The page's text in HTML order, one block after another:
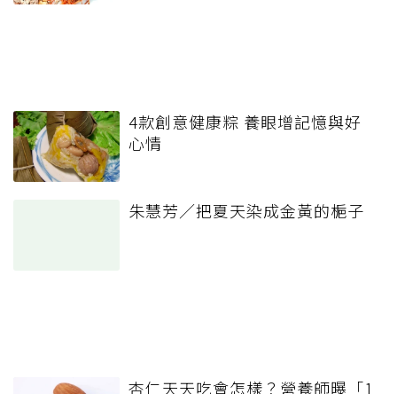
4款創意健康粽 養眼增記憶與好
心情
朱慧芳／把夏天染成金黃的梔子
杏仁天天吃會怎樣？營養師曝「1